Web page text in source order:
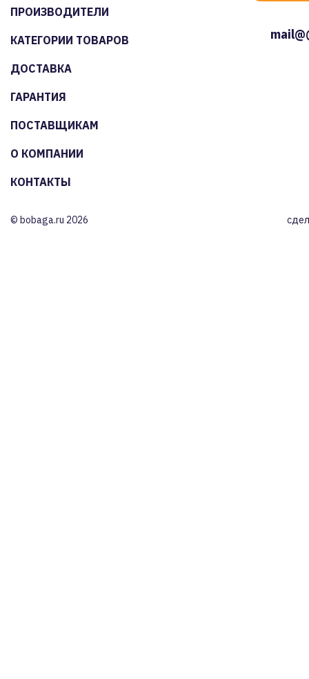
ПРОИЗВОДИТЕЛИ
КАТЕГОРИИ ТОВАРОВ
ДОСТАВКА
ГАРАНТИЯ
ПОСТАВЩИКАМ
О КОМПАНИИ
КОНТАКТЫ
© bobaga.ru 2026